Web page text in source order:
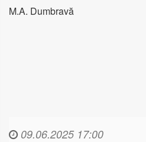
M.A. Dumbravă
09.06.2025 17:00